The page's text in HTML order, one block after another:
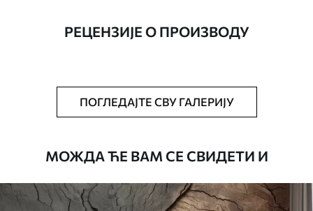
Тапета се може нежно очистити меким
сунђером. Позадине са завршном
водом.
РЕЦЕНЗИЈЕ О ПРОИЗВОДУ
ПОГЛЕДАЈТЕ СВУ ГАЛЕРИЈУ
МОЖДА ЋЕ ВАМ СЕ СВИДЕТИ И